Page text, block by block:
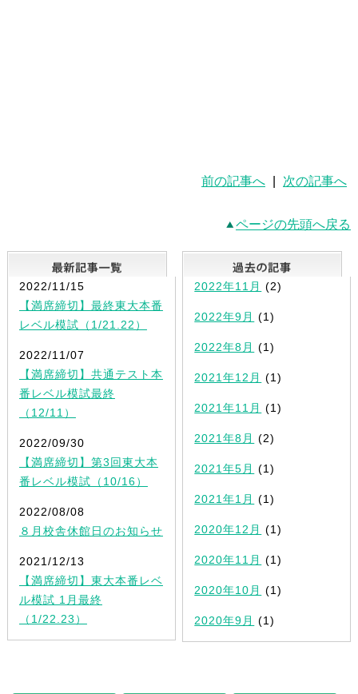
前の記事へ 次の記事へ
ページの先頭へ戻る
最新記事一覧
2022/11/15
【満席締切】最終東大本番
レベル模試（1/21.22）
2022/11/07
【満席締切】共通テスト本
番レベル模試最終
（12/11）
2022/09/30
【満席締切】第3回東大本
番レベル模試（10/16）
2022/08/08
８月校舎休館日のお知らせ
2021/12/13
【満席締切】東大本番レベ
ル模試 1月最終
（1/22.23）
2022年11月 (2)
2022年9月 (1)
2022年8月 (1)
2021年12月 (1)
2021年11月 (1)
2021年8月 (2)
2021年5月 (1)
2021年1月 (1)
2020年12月 (1)
2020年11月 (1)
2020年10月 (1)
2020年9月 (1)